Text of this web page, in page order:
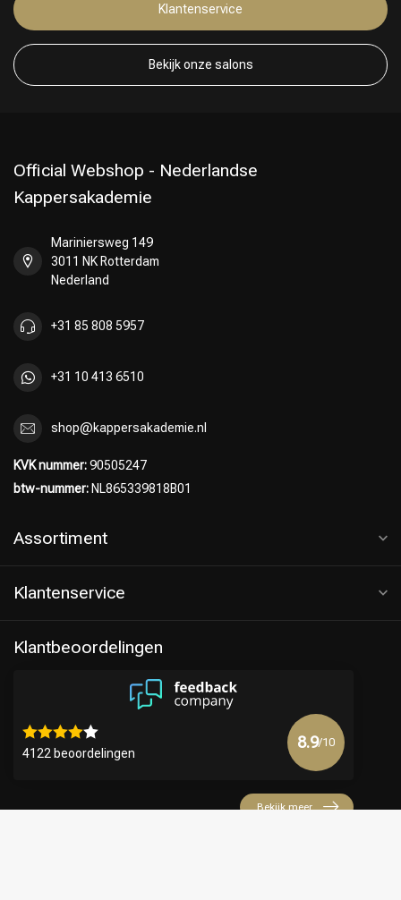
Klantenservice
Bekijk onze salons
Official Webshop - Nederlandse
Kappersakademie
Mariniersweg 149
3011 NK Rotterdam
Nederland
+31 85 808 5957
+31 10 413 6510
shop@kappersakademie.nl
KVK nummer:90505247
btw-nummer: NL865339818B01
Assortiment
Klantenservice
Klantbeoordelingen
4122 beoordelingen
8.9/10
Bekijk meer